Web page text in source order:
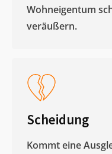
Wohneigentum
veräußern. ​
Scheidung
Kommt eine